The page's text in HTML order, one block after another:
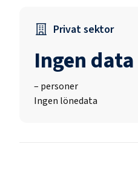
Privat sektor
Ingen data
– personer
Ingen lönedata